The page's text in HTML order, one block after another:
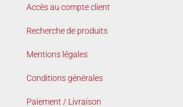
Accès au compte client
Recherche de produits
Mentions légales
Conditions générales
Paiement / Livraison